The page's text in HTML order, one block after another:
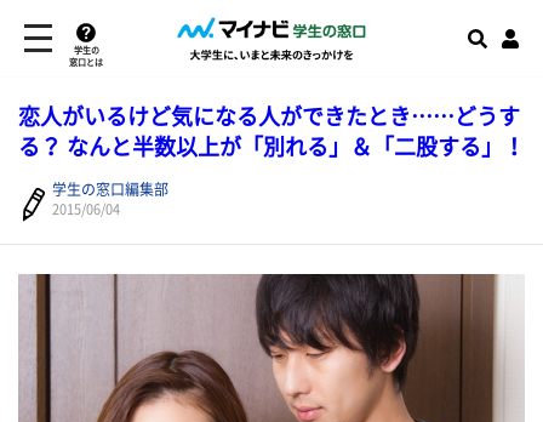
学生の
窓口とは
恋人がいるけど気になる人ができたとき……どうす
る？ なんと半数以上が「別れる」＆「二股する」！
学生の窓口編集部
2015/06/04